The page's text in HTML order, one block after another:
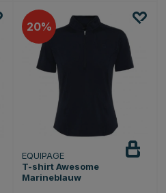
20
EQUIPAGE
T-shirt Awesome
Marineblauw